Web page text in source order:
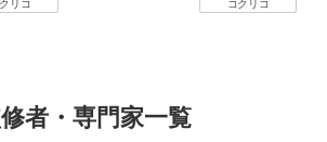
者・専門家一覧